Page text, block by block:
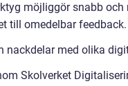
möjliggör snabb och
till omedelbar feedback.
nackdelar med olika
Skolverket